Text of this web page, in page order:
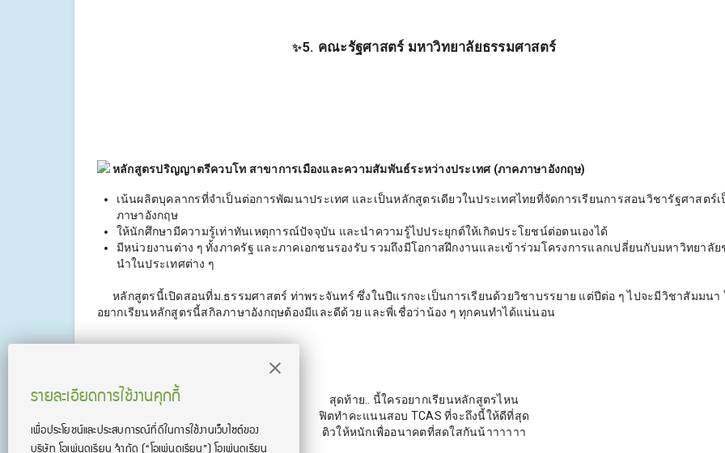
✨5. คณะรัฐศาสตร์ มหาวิทยาลัยธรรมศาสตร์
หลักสูตรปริญญาตรีควบโท สาขาการเมืองและความสัมพันธ์ระหว่างประเทศ (ภาคภาษาอังกฤษ)
เน้นผลิตบุคลากรที่จำเป็นต่อการพัฒนาประเทศ และเป็นหลักสูตรเดียวในประเทศไทยที่จัดการเรียนการสอนวิชารัฐศาสตร์
ภาษาอังกฤษ
ให้นักศึกษามีความรู้เท่าทันเหตุการณ์ปัจจุบัน และนำความรู้ไปประยุกต์ให้เกิดประโยชน์ต่อตนเองได้
มีหน่วยงานต่าง ๆ ทั้งภาครัฐ และภาคเอกชนรองรับ รวมถึงมีโอกาสฝึกงานและเข้าร่วมโครงการแลกเปลี่ยนกับมหาวิทยาลั
นำในประเทศต่าง ๆ
หลักสูตรนี้เปิดสอนที่ม.ธรรมศาสตร์ ท่าพระจันทร์ ซึ่งในปีแรกจะเป็นการเรียนด้วยวิชาบรรยาย แต่ปีต่อ ๆ ไปจะมีวิชาสัมมนา
อยากเรียนหลักสูตรนี้สกิลภาษาอังกฤษต้องมีและดีด้วย และพี่เชื่อว่าน้อง ๆ ทุกคนทำได้แน่นอน
สุดท้าย.. นี้ใครอยากเรียนหลักสูตรไหน
ฟิตทำคะแนนสอบ TCAS ที่จะถึงนี้ให้ดีที่สุด
ติวให้หนักเพื่ออนาคตที่สดใสกันน้าาาาาา
รายละเอียดการใช้งานคุกกี้
เพื่อประโยชน์และประสบการณ์ที่ดีในการใช้งานเว็บไซต์ของ
บริษัท โอเพ่นดูเรียน จํากัด (“โอเพ่นดูเรียน”)โอเพ่นดูเรียน